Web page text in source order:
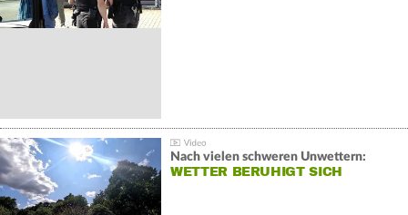
Nach vielen schweren Unwettern:
WETTER BERUHIGT SICH